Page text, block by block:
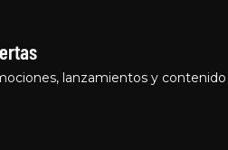
lanzamientos y